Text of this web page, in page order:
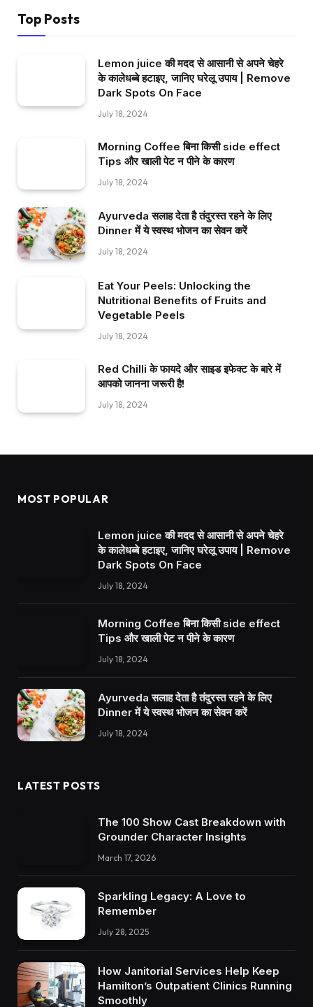
Top Posts
Lemon juice की मदद से आसानी से अपने चेहरे
के कालेधब्बे हटाइए, जानिए घरेलू उपाय | Remove
Dark Spots On Face
July 18, 2024
Morning Coffee बिना किसी side effect
Tips और खाली पेट न पीने के कारण
July 18, 2024
Ayurveda सलाह देता है तंदुरस्त रहने के लिए
Dinner में ये स्वस्थ भोजन का सेवन करें
July 18, 2024
Eat Your Peels: Unlocking the
Nutritional Benefits of Fruits and
Vegetable Peels
July 18, 2024
Red Chilli के फायदे और साइड इफेक्ट के बारे में
आपको जानना जरूरी है!
July 18, 2024
MOST POPULAR
Lemon juice की मदद से आसानी से अपने चेहरे
के कालेधब्बे हटाइए, जानिए घरेलू उपाय | Remove
Dark Spots On Face
July 18, 2024
Morning Coffee बिना किसी side effect
Tips और खाली पेट न पीने के कारण
July 18, 2024
Ayurveda सलाह देता है तंदुरस्त रहने के लिए
Dinner में ये स्वस्थ भोजन का सेवन करें
July 18, 2024
LATEST POSTS
The 100 Show Cast Breakdown with
Grounder Character Insights
March 17, 2026
Sparkling Legacy: A Love to
Remember
July 28, 2025
How Janitorial Services Help Keep
Hamilton’s Outpatient Clinics Running
Smoothly